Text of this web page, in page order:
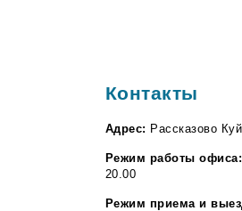
Контакты
Адрес: Рассказово
Режим работы офиса:
20.00
Режим приема и